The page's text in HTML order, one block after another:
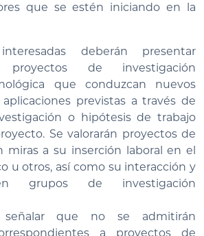
que se estén iniciando en la
deberán presentar
proyectos de investigación
que conduzcan nuevos
previstas a través de
o hipótesis de trabajo
Se valorarán proyectos de
miras a su inserción laboral en el
u otros, así como su interacción y
grupos de investigación
señalar que no se admitirán
a proyectos de